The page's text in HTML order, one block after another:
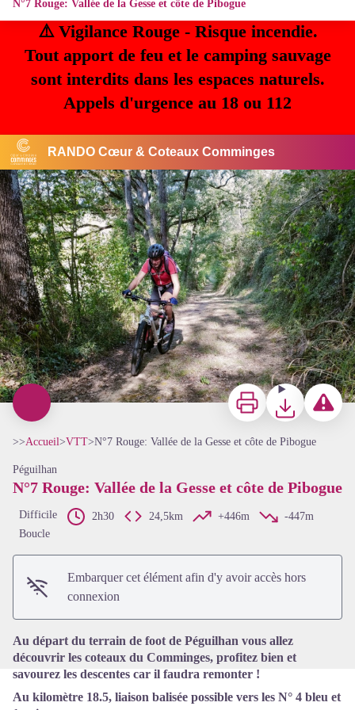
⚠️ Vigilance Rouge - Risque incendie.
Tout apport de feu et le camping sauvage
sont interdits dans les espaces naturels.
Appels d'urgence au 18 ou 112
RANDO Cœur & Coteaux Comminges
N°7 Rouge: Vallée de la Gesse et côte de Pibogue
ImprimerTéléchargerSignaler
>>Accueil>VTT>N°7 Rouge: Vallée de la Gesse et côte de Pibogue
Péguilhan
N°7 Rouge: Vallée de la Gesse et côte de Pibogue
Difficile 2h30 24,5km +446m
-447m
Boucle
Embarquer cet élément afin d'y avoir accès hors
connexion
Au départ du terrain de foot de Péguilhan vous allez
découvrir les coteaux du Comminges, profitez bien et
savourez les descentes car il faudra remonter !
Au kilomètre 18.5, liaison balisée possible vers les N° 4 bleu et